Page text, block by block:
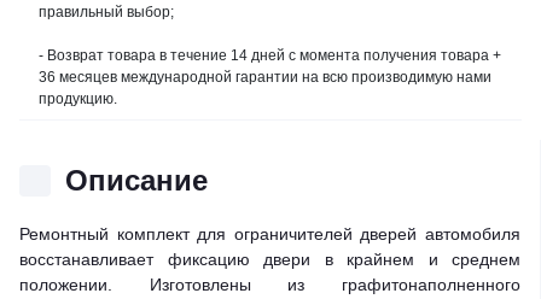
Описание
Ремонтный комплект для ограничителей дверей автомобиля
восстанавливает фиксацию двери в крайнем и среднем
положении. Изготовлены из графитонаполненного
правильный выбор;
- Возврат товара в течение 14 дней с момента получения товара +
36 месяцев международной гарантии на всю производимую нами
продукцию.